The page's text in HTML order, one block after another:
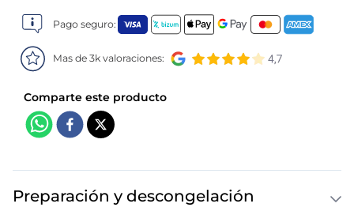
Pago seguro:
Mas de 3k valoraciones:
Preparación y descongelación
10. pollo